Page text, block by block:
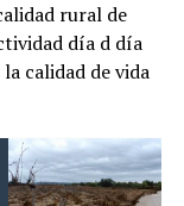
rural de
día d día
calidad de vida